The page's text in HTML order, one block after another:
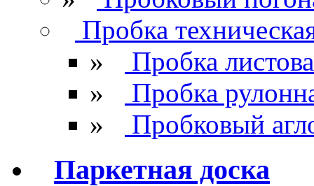
Пробка
»
Пробка
»
Пробка
»
Пробковый
Паркетная доска